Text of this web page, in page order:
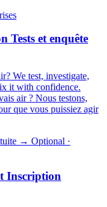
Tests et enquête
We test, investigate,
it with confidence.
air ? Nous testons,
que vous puissiez agir
→ Optional ·
Inscription